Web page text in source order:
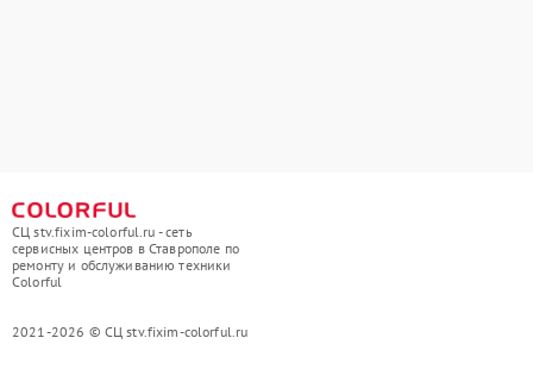
СЦ stv.fixim-colorful.ru - сеть
сервисных центров в Ставрополе по
ремонту и обслуживанию техники
Colorful
2021-2026 © СЦ stv.fixim-colorful.ru